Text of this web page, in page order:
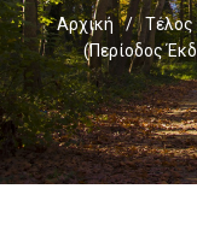
Αρχική /
Τέλος
(Περίοδος